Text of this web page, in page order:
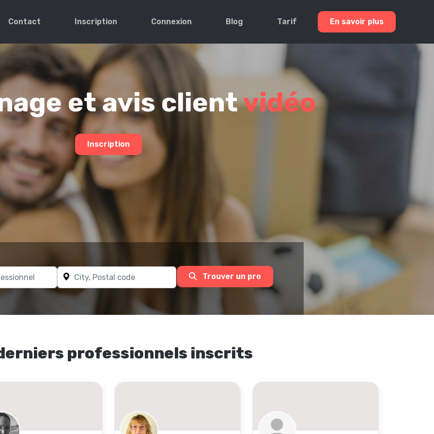
Contact Inscription Connexion Blog Tarif En savoir plus
et avis clientvidéo
Inscription
Trouver un pro
professionnels inscrits